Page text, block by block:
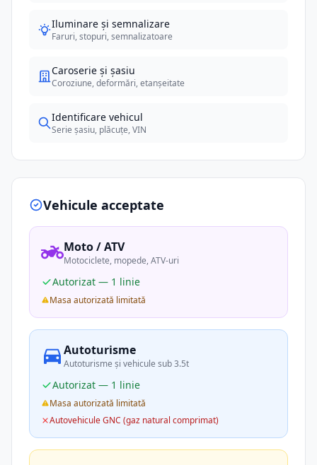
Iluminare și semnalizare
Faruri, stopuri, semnalizatoare
Caroserie și șasiu
Coroziune, deformări, etanșeitate
Identificare vehicul
Serie șasiu, plăcuțe, VIN
Vehicule acceptate
Moto / ATV
Motociclete, mopede, ATV-uri
Autorizat — 1 linie
Masa autorizată limitată
Autoturisme
Autoturisme și vehicule sub 3.5t
Autorizat — 1 linie
Masa autorizată limitată
Autovehicule GNC (gaz natural comprimat)